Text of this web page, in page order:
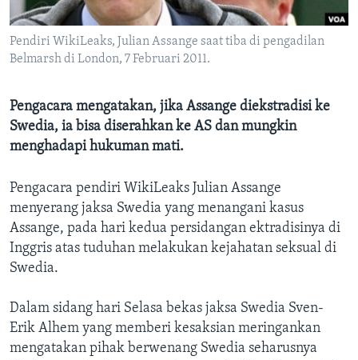
Pendiri WikiLeaks, Julian Assange saat tiba di pengadilan
Belmarsh di London, 7 Februari 2011.
Pengacara mengatakan, jika Assange diekstradisi ke
Swedia, ia bisa diserahkan ke AS dan mungkin
menghadapi hukuman mati.
Pengacara pendiri WikiLeaks Julian Assange
menyerang jaksa Swedia yang menangani kasus
Assange, pada hari kedua persidangan ektradisinya di
Inggris atas tuduhan melakukan kejahatan seksual di
Swedia.
Dalam sidang hari Selasa bekas jaksa Swedia Sven-
Erik Alhem yang memberi kesaksian meringankan
mengatakan pihak berwenang Swedia seharusnya